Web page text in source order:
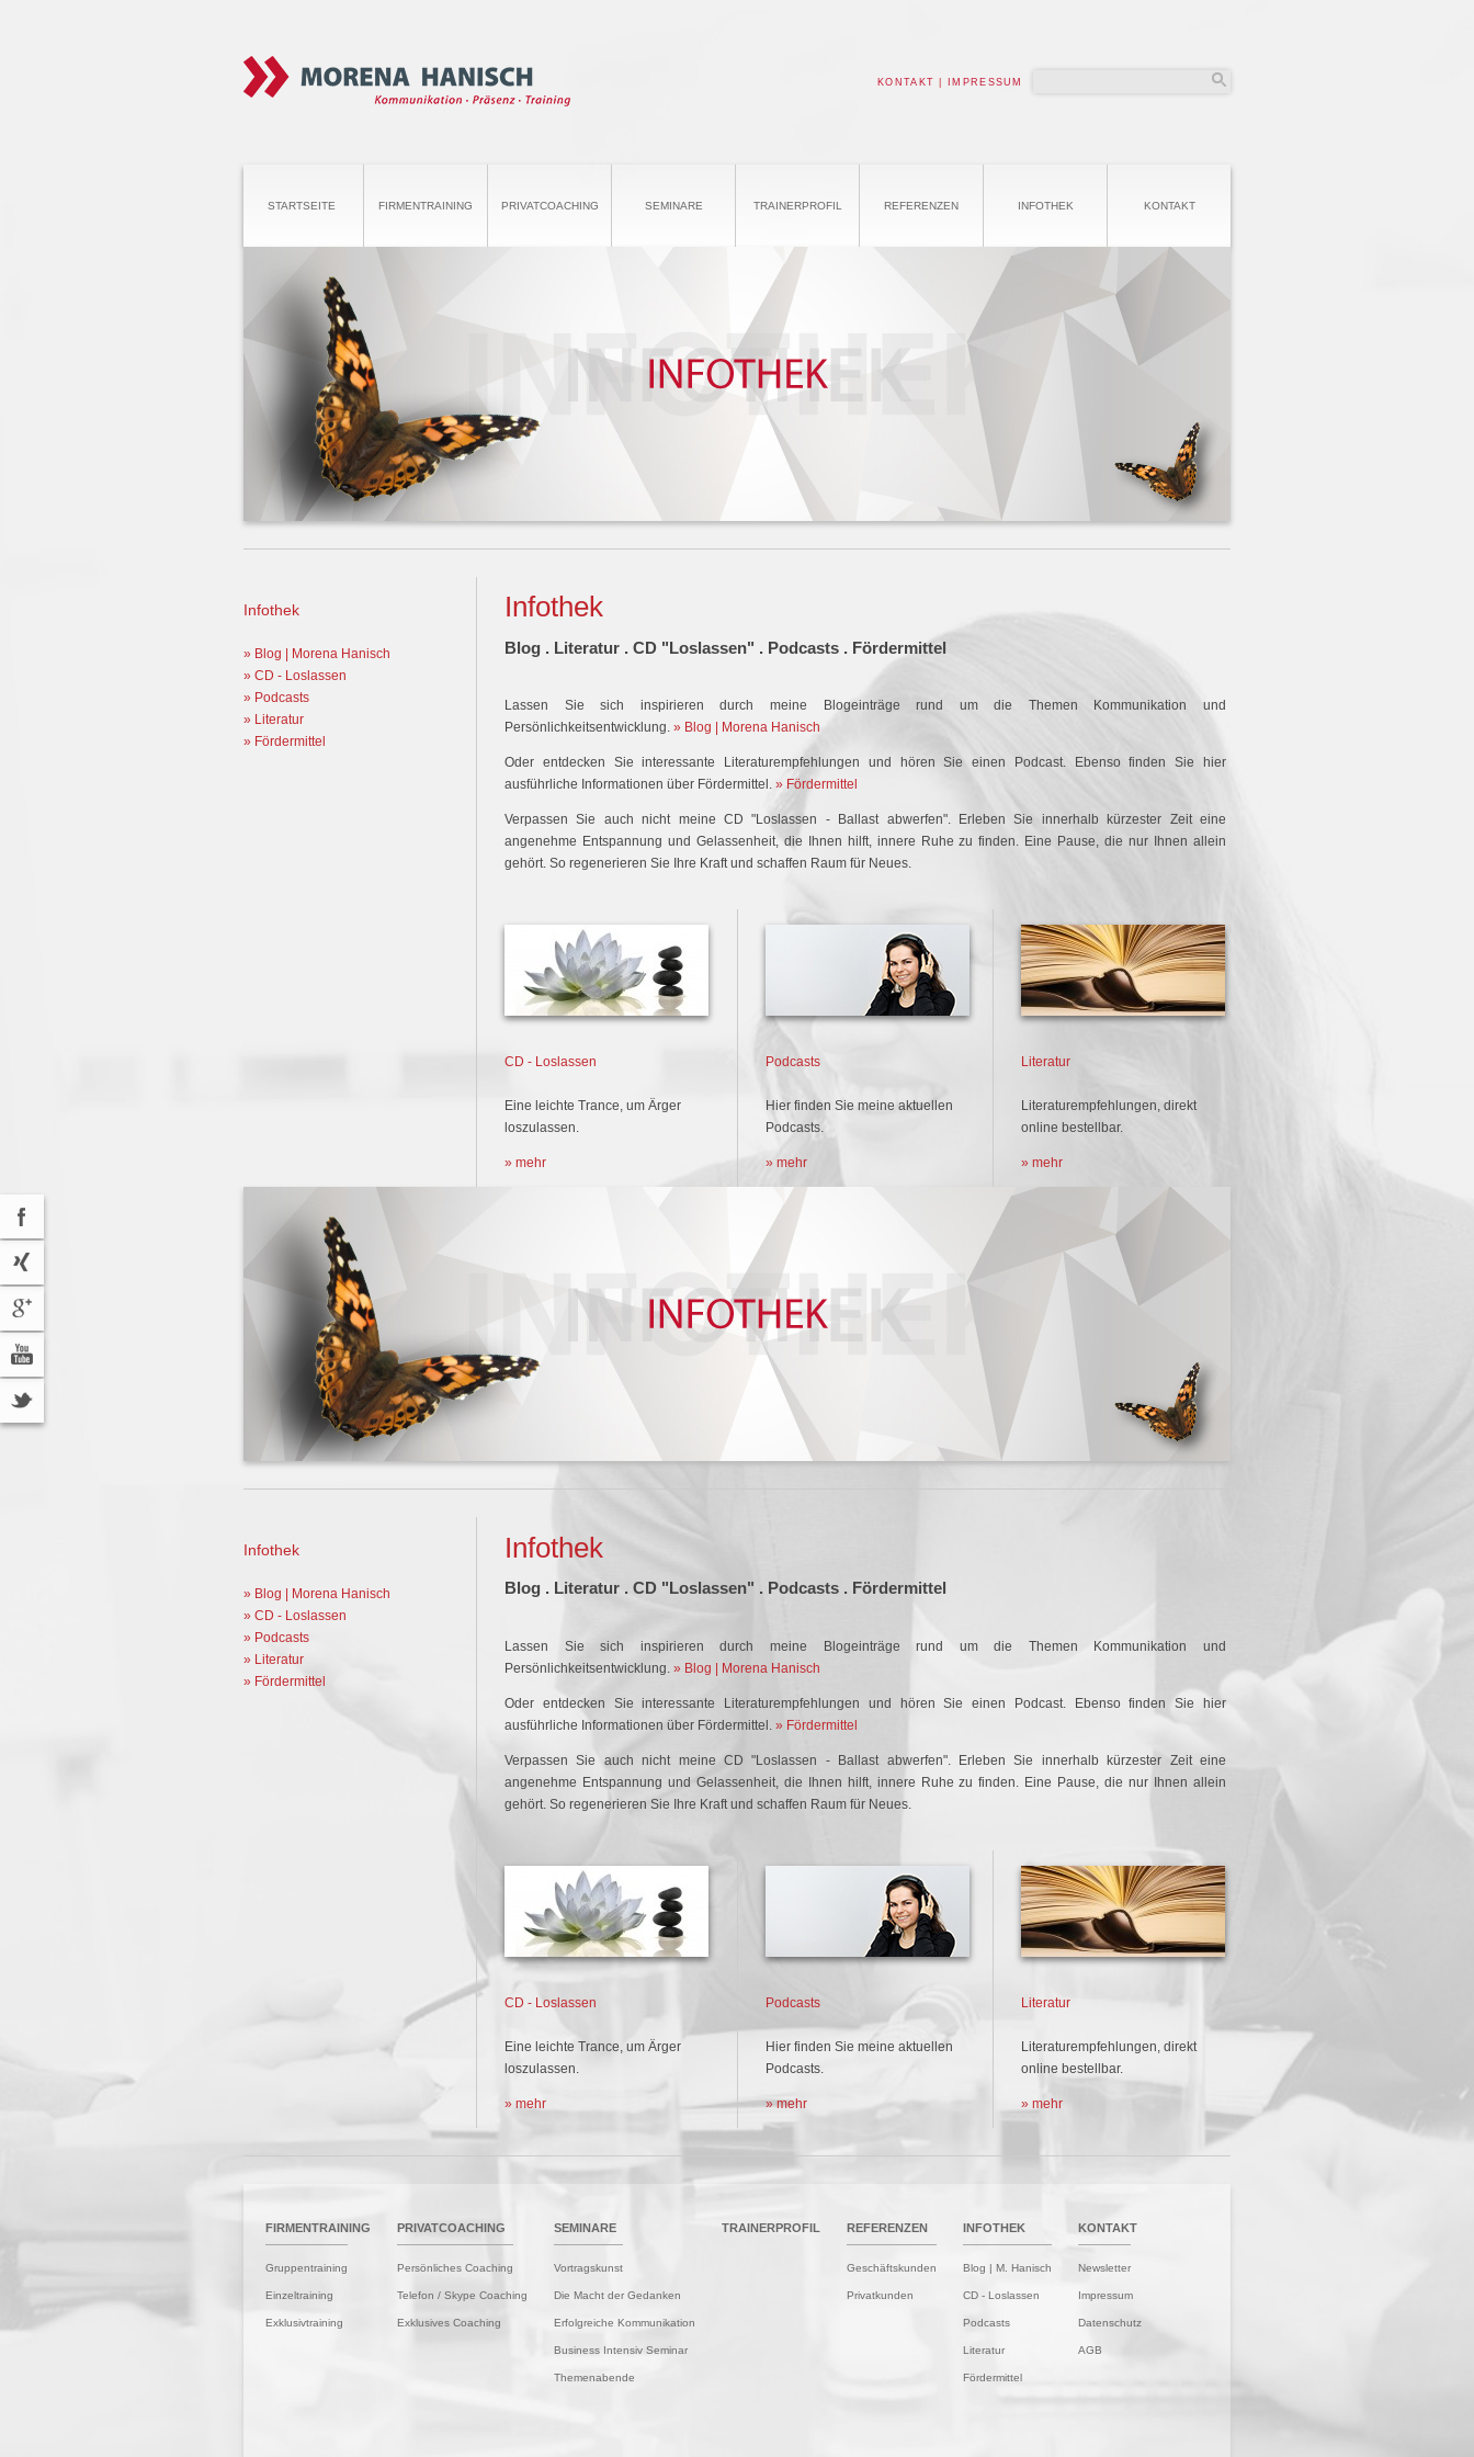
KONTAKT IMPRESSUM
STARTSEITE FIRMENTRAINING PRIVATCOACHING SEMINARE TRAINERPROFIL REFERENZEN INFOTHEK KONTAKT
Infothek
» Blog | Morena Hanisch
» CD - Loslassen
» Podcasts
» Literatur
» Fördermittel
Infothek
Blog . Literatur . CD "Loslassen" . Podcasts . Fördermittel
Lassen Sie sich inspirieren durch meine Blogeinträge rund um die Themen Kommunikation und
Persönlichkeitsentwicklung. » Blog | Morena Hanisch
Oder entdecken Sie interessante Literaturempfehlungen und hören Sie einen Podcast. Ebenso finden Sie hier
ausführliche Informationen über Fördermittel. » Fördermittel
Verpassen Sie auch nicht meine CD "Loslassen - Ballast abwerfen". Erleben Sie innerhalb kürzester Zeit eine
angenehme Entspannung und Gelassenheit, die Ihnen hilft, innere Ruhe zu finden. Eine Pause, die nur Ihnen allein
gehört. So regenerieren Sie Ihre Kraft und schaffen Raum für Neues.
CD - Loslassen
Eine leichte Trance, um Ärger
loszulassen.
» mehr
Podcasts
Hier finden Sie meine aktuellen
Podcasts.
» mehr
Literatur
Literaturempfehlungen, direkt
online bestellbar.
» mehr
Infothek
» Blog | Morena Hanisch
» CD - Loslassen
» Podcasts
» Literatur
» Fördermittel
Infothek
Blog . Literatur . CD "Loslassen" . Podcasts . Fördermittel
Lassen Sie sich inspirieren durch meine Blogeinträge rund um die Themen Kommunikation und
Persönlichkeitsentwicklung. » Blog | Morena Hanisch
Oder entdecken Sie interessante Literaturempfehlungen und hören Sie einen Podcast. Ebenso finden Sie hier
ausführliche Informationen über Fördermittel. » Fördermittel
Verpassen Sie auch nicht meine CD "Loslassen - Ballast abwerfen". Erleben Sie innerhalb kürzester Zeit eine
angenehme Entspannung und Gelassenheit, die Ihnen hilft, innere Ruhe zu finden. Eine Pause, die nur Ihnen allein
gehört. So regenerieren Sie Ihre Kraft und schaffen Raum für Neues.
CD - Loslassen
Eine leichte Trance, um Ärger
loszulassen.
» mehr
Podcasts
Hier finden Sie meine aktuellen
Podcasts.
» mehr
Literatur
Literaturempfehlungen, direkt
online bestellbar.
» mehr
FIRMENTRAINING
Gruppentraining
Einzeltraining
Exklusivtraining
PRIVATCOACHING
Persönliches Coaching
Telefon / Skype Coaching
Exklusives Coaching
SEMINARE
Vortragskunst
Die Macht der Gedanken
Erfolgreiche Kommunikation
Business Intensiv Seminar
Themenabende
TRAINERPROFIL REFERENZEN
Geschäftskunden
Privatkunden
INFOTHEK
Blog | M. Hanisch
CD - Loslassen
Podcasts
Literatur
Fördermittel
KONTAKT
Newsletter
Impressum
Datenschutz
AGB